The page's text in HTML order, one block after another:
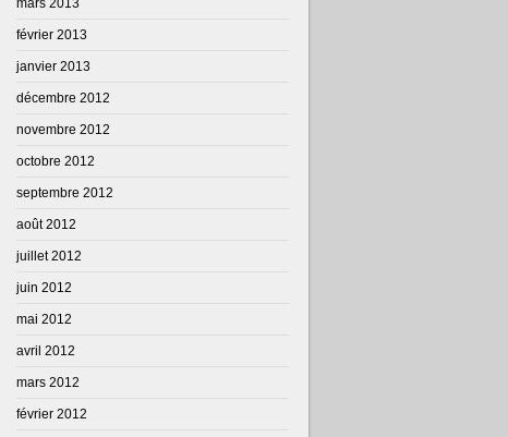
février 2013
janvier 2013
décembre 2012
novembre 2012
octobre 2012
septembre 2012
août 2012
juillet 2012
juin 2012
mai 2012
avril 2012
mars 2012
février 2012